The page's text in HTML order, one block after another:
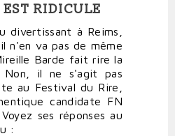
RIDICULE
divertissant à Reims,
n'en va pas de même
Barde fait rire la
Non, il ne s'agit pas
au Festival du Rire,
candidate FN
ses réponses au
: